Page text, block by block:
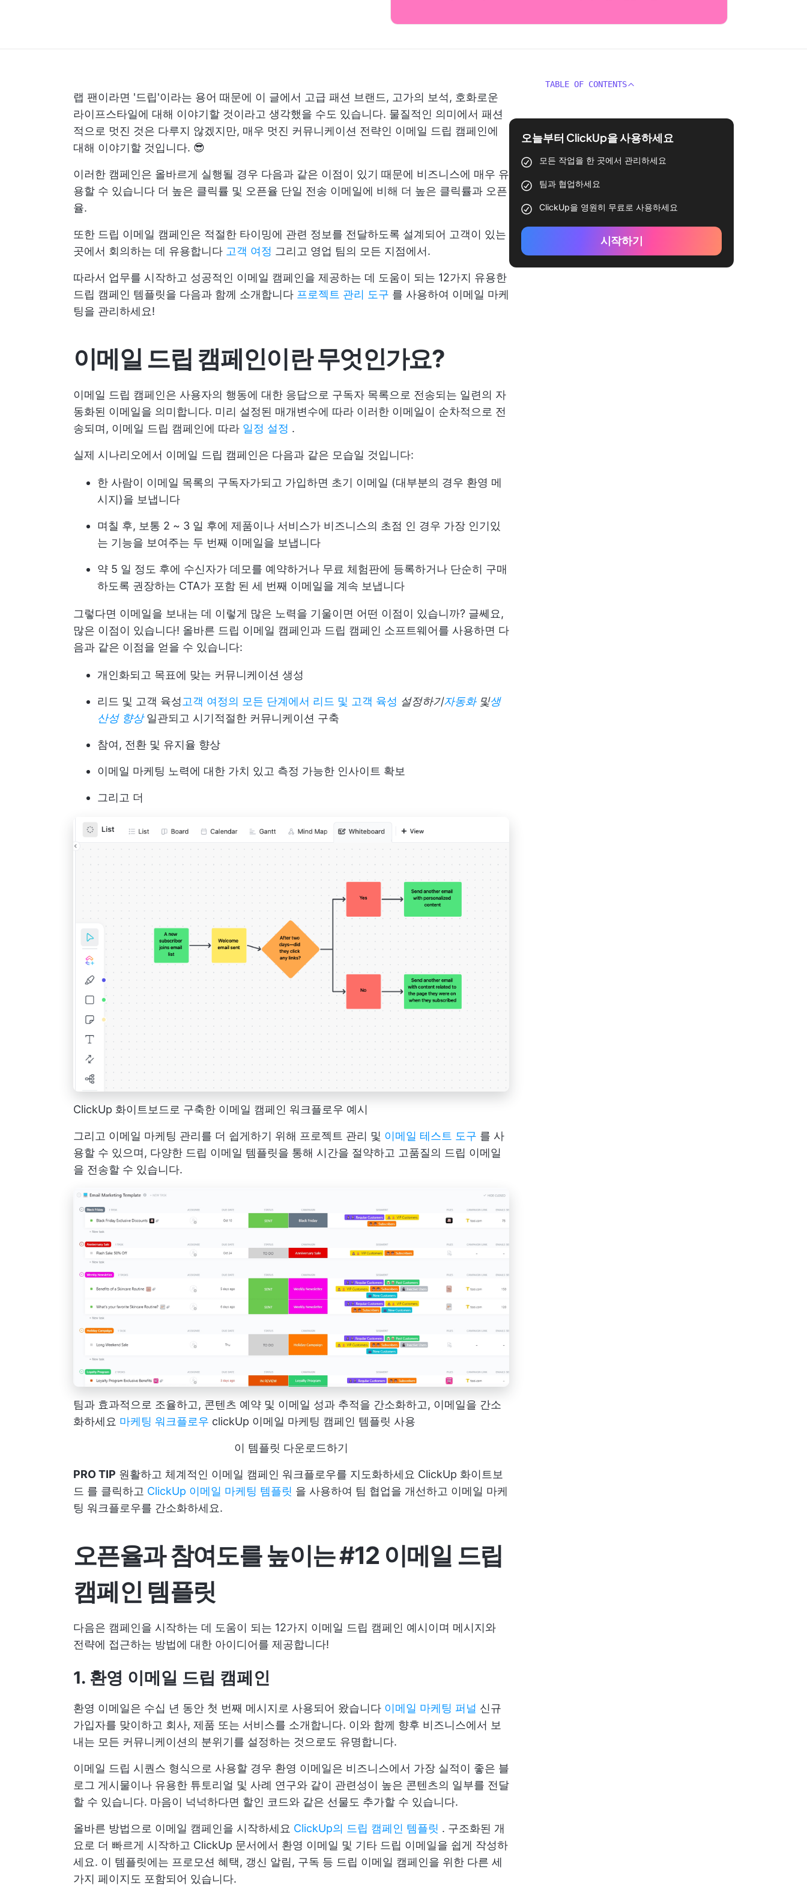
랩 팬이라면 '드립'이라는 용어 때문에 이 글에서 고급 패션 브랜드, 고가의 보석, 호화로운
라이프스타일에 대해 이야기할 것이라고 생각했을 수도 있습니다. 물질적인 의미에서 패션
적으로 멋진 것은 다루지 않겠지만, 매우 멋진 커뮤니케이션 전략인 이메일 드립 캠페인에
대해 이야기할 것입니다. 😎
이러한 캠페인은 올바르게 실행될 경우 다음과 같은 이점이 있기 때문에 비즈니스에 매우 유
용할 수 있습니다 더 높은 클릭률 및 오픈율 단일 전송 이메일에 비해 더 높은 클릭률과 오픈
율.
또한 드립 이메일 캠페인은 적절한 타이밍에 관련 정보를 전달하도록 설계되어 고객이 있는
곳에서 회의하는 데 유용합니다 고객 여정 그리고 영업 팀의 모든 지점에서.
따라서 업무를 시작하고 성공적인 이메일 캠페인을 제공하는 데 도움이 되는 12가지 유용한
드립 캠페인 템플릿을 다음과 함께 소개합니다 프로젝트 관리 도구 를 사용하여 이메일 마케
팅을 관리하세요!
이메일 드립 캠페인이란 무엇인가요?
이메일 드립 캠페인은 사용자의 행동에 대한 응답으로 구독자 목록으로 전송되는 일련의 자
동화된 이메일을 의미합니다. 미리 설정된 매개변수에 따라 이러한 이메일이 순차적으로 전
송되며, 이메일 드립 캠페인에 따라 일정 설정 .
실제 시나리오에서 이메일 드립 캠페인은 다음과 같은 모습일 것입니다:
한 사람이 이메일 목록의 구독자가되고 가입하면 초기 이메일 (대부분의 경우 환영 메
시지)을 보냅니다
며칠 후, 보통 2 ~ 3 일 후에 제품이나 서비스가 비즈니스의 초점 인 경우 가장 인기있
는 기능을 보여주는 두 번째 이메일을 보냅니다
약 5 일 정도 후에 수신자가 데모를 예약하거나 무료 체험판에 등록하거나 단순히 구매
하도록 권장하는 CTA가 포함 된 세 번째 이메일을 계속 보냅니다
그렇다면 이메일을 보내는 데 이렇게 많은 노력을 기울이면 어떤 이점이 있습니까? 글쎄요,
많은 이점이 있습니다! 올바른 드립 이메일 캠페인과 드립 캠페인 소프트웨어를 사용하면 다
음과 같은 이점을 얻을 수 있습니다:
개인화되고 목표에 맞는 커뮤니케이션 생성
리드 및 고객 육성고객 여정의 모든 단계에서 리드 및 고객 육성 설정하기자동화및생
산성 향상일관되고 시기적절한 커뮤니케이션 구축
참여, 전환 및 유지율 향상
이메일 마케팅 노력에 대한 가치 있고 측정 가능한 인사이트 확보
그리고 더
ClickUp 화이트보드로 구축한 이메일 캠페인 워크플로우 예시
그리고 이메일 마케팅 관리를 더 쉽게하기 위해 프로젝트 관리 및 이메일 테스트 도구 를 사
용할 수 있으며, 다양한 드립 이메일 템플릿을 통해 시간을 절약하고 고품질의 드립 이메일
을 전송할 수 있습니다.
팀과 효과적으로 조율하고, 콘텐츠 예약 및 이메일 성과 추적을 간소화하고, 이메일을 간소
화하세요 마케팅 워크플로우 clickUp 이메일 마케팅 캠페인 템플릿 사용
이 템플릿 다운로드하기
PRO TIP 원활하고 체계적인 이메일 캠페인 워크플로우를 지도화하세요 ClickUp 화이트보
드 를 클릭하고 ClickUp 이메일 마케팅 템플릿 을 사용하여 팀 협업을 개선하고 이메일 마케
팅 워크플로우를 간소화하세요.
오픈율과 참여도를 높이는 #12 이메일 드립
캠페인 템플릿
다음은 캠페인을 시작하는 데 도움이 되는 12가지 이메일 드립 캠페인 예시이며 메시지와
전략에 접근하는 방법에 대한 아이디어를 제공합니다!
1. 환영 이메일 드립 캠페인
환영 이메일은 수십 년 동안 첫 번째 메시지로 사용되어 왔습니다 이메일 마케팅 퍼널 신규
가입자를 맞이하고 회사, 제품 또는 서비스를 소개합니다. 이와 함께 향후 비즈니스에서 보
내는 모든 커뮤니케이션의 분위기를 설정하는 것으로도 유명합니다.
이메일 드립 시퀀스 형식으로 사용할 경우 환영 이메일은 비즈니스에서 가장 실적이 좋은 블
로그 게시물이나 유용한 튜토리얼 및 사례 연구와 같이 관련성이 높은 콘텐츠의 일부를 전달
할 수 있습니다. 마음이 넉넉하다면 할인 코드와 같은 선물도 추가할 수 있습니다.
올바른 방법으로 이메일 캠페인을 시작하세요 ClickUp의 드립 캠페인 템플릿 . 구조화된 개
요로 더 빠르게 시작하고 ClickUp 문서에서 환영 이메일 및 기타 드립 이메일을 쉽게 작성하
세요. 이 템플릿에는 프로모션 혜택, 갱신 알림, 구독 등 드립 이메일 캠페인을 위한 다른 세
가지 페이지도 포함되어 있습니다.
TABLE OF CONTENTS
오늘부터 ClickUp을 사용하세요
모든 작업을 한 곳에서 관리하세요
팀과 협업하세요
ClickUp을 영원히 무료로 사용하세요
시작하기